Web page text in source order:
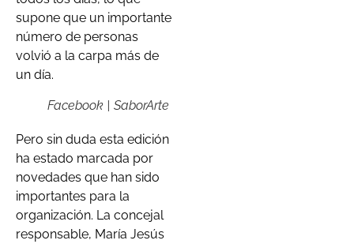
supone que un importante
número de personas
volvió a la carpa más de
un día.
Facebook | SaborArte
Pero sin duda esta edición
ha estado marcada por
novedades que han sido
importantes para la
organización. La concejal
responsable, María Jesús